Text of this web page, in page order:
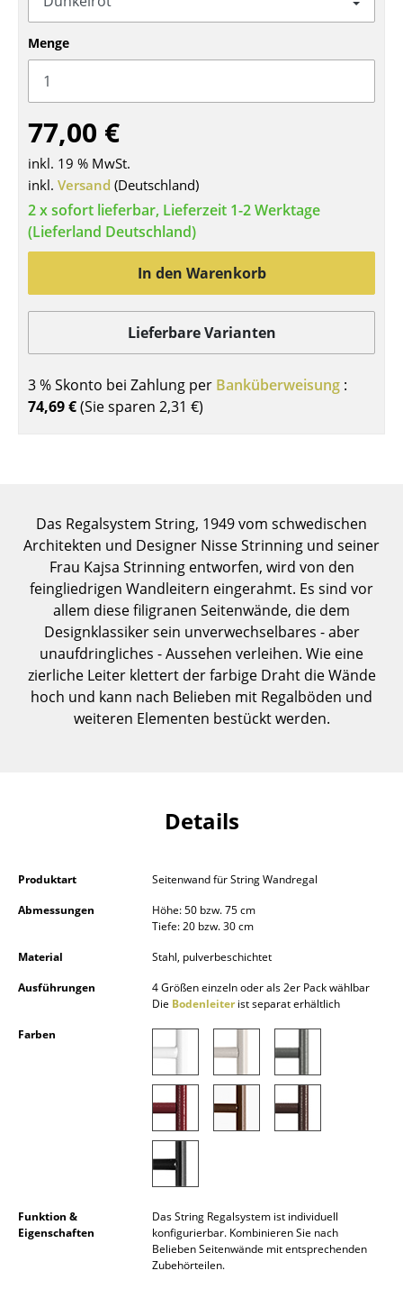
Tische
Esstische
Couchtische
Schreibtische
Sekretäre & PC-Tische
Konferenztische
Stehtische & Stehpulte
Kindertische
Gartentische
Servierwagen
Einzelteile
Regale & Schränke
Bücherregale
Wandregale
Sideboards & Kommoden
TV Möbel
Beistell- & Rollcontainer
Kleinaufbewahrung
Schreibtischleuchten
Stehleuchten & Leseleuchten
Outdoor-Leuchten
Akkuleuchten
Menge
77,00 €
inkl. 19 % MwSt.
inkl. Versand (Deutschland)
2 x sofort lieferbar, Lieferzeit 1-2 Werktage
(Lieferland Deutschland)
In den Warenkorb
Lieferbare Varianten
3 % Skonto bei Zahlung per Banküberweisung :
74,69 €(Sie sparen 2,31 €)
Das Regalsystem String, 1949 vom schwedischen
Architekten und Designer Nisse Strinning und seiner
Frau Kajsa Strinning entworfen, wird von den
feingliedrigen Wandleitern eingerahmt. Es sind vor
allem diese filigranen Seitenwände, die dem
Designklassiker sein unverwechselbares - aber
unaufdringliches - Aussehen verleihen. Wie eine
zierliche Leiter klettert der farbige Draht die Wände
hoch und kann nach Belieben mit Regalböden und
weiteren Elementen bestückt werden.
Details
Produktart
Seitenwand für String Wandregal
Abmessungen
Höhe: 50 bzw. 75 cm
Tiefe: 20 bzw. 30 cm
Material
Stahl, pulverbeschichtet
Ausführungen
4 Größen einzeln oder als 2er Pack wählbar
Die Bodenleiterist separat erhältlich
Farben
Funktion &
Eigenschaften
Das String Regalsystem ist individuell
konfigurierbar. Kombinieren Sie nach
Belieben Seitenwände mit entsprechenden
Zubehörteilen.